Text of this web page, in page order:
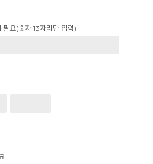
요(숫자 13자리만 입력)